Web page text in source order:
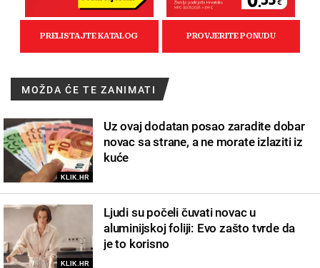
MOŽDA ĆE TE ZANIMATI
KLIK.HR
Uz ovaj dodatan posao zaradite dobar
novac sa strane, a ne morate izlaziti iz
kuće
KLIK.HR
Ljudi su počeli čuvati novac u
aluminijskoj foliji: Evo zašto tvrde da
je to korisno